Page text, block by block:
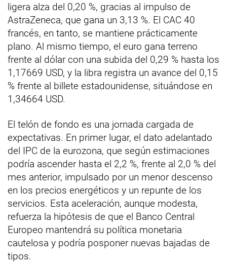
ligera alza del 0,20 %, gracias al impulso de
AstraZeneca, que gana un 3,13 %. El CAC 40
francés, en tanto, se mantiene prácticamente
plano. Al mismo tiempo, el euro gana terreno
frente al dólar con una subida del 0,29 % hasta los
1,17669 USD, y la libra registra un avance del 0,15
% frente al billete estadounidense, situándose en
1,34664 USD.
El telón de fondo es una jornada cargada de
expectativas. En primer lugar, el dato adelantado
del IPC de la eurozona, que según estimaciones
podría ascender hasta el 2,2 %, frente al 2,0 % del
mes anterior, impulsado por un menor descenso
en los precios energéticos y un repunte de los
servicios. Esta aceleración, aunque modesta,
refuerza la hipótesis de que el Banco Central
Europeo mantendrá su política monetaria
cautelosa y podría posponer nuevas bajadas de
tipos.